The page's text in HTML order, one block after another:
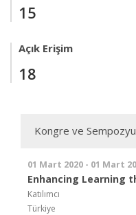
15
Açık Erişim
18
Kongre ve
01 Mart 2020 - 01 Mart
Enhancing Learning
Katılımcı
Türkiye